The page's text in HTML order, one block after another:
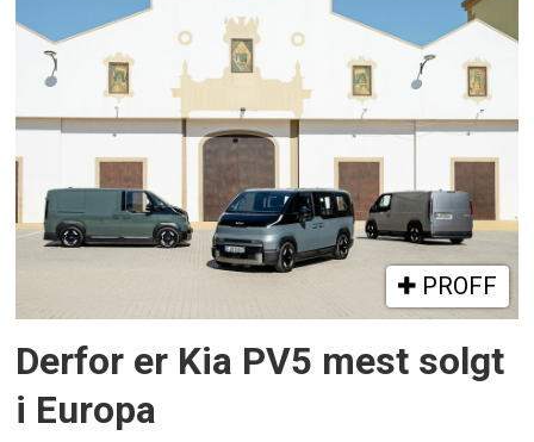
PROFF
Derfor er Kia PV5 mest solgt
i Europa